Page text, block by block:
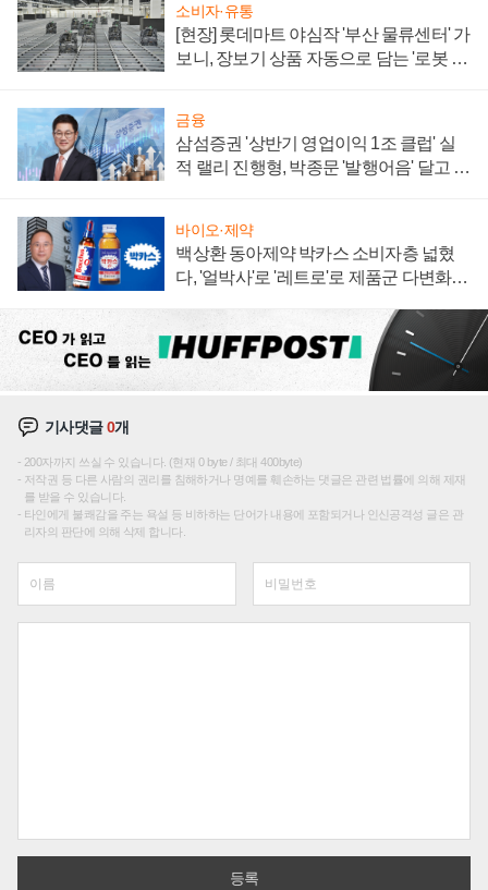
소비자·유통
[현장] 롯데마트 야심작 '부산 물류센터' 가
보니, 장보기 상품 자동으로 담는 '로봇 40
금융
삼섬증권 '상반기 영업이익 1조 클럽' 실
적 랠리 진행형, 박종문 '발행어음' 달고 연
바이오·제약
백상환 동아제약 박카스 소비자층 넓혔
다, '얼박사'로 '레트로'로 제품군 다변화
기사댓글0개
200자까지 쓰실 수 있습니다. (현재 0 byte / 최대 400byte)
저작권 등 다른 사람의 권리를 침해하거나 명예를 훼손하는 댓글은 관련 법률에 의해 제재
를 받을 수 있습니다.
타인에게 불쾌감을 주는 욕설 등 비하하는 단어가 내용에 포함되거나 인신공격성 글은 관
리자의 판단에 의해 삭제 합니다.